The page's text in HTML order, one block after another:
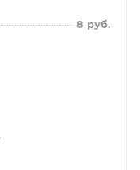
8 руб.